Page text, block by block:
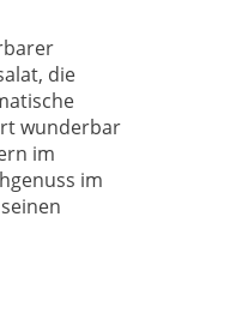
die
wunderbar
im
im